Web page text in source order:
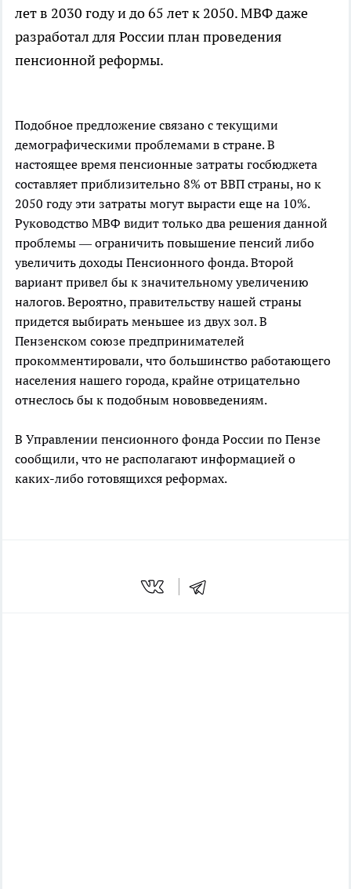
лет в 2030 году и до 65 лет к 2050. МВФ даже
разработал для России план проведения
пенсионной реформы.
Подобное предложение связано с текущими
демографическими проблемами в стране. В
настоящее время пенсионные затраты госбюджета
составляет приблизительно 8% от ВВП страны, но к
2050 году эти затраты могут вырасти еще на 10%.
Руководство МВФ видит только два решения данной
проблемы — ограничить повышение пенсий либо
увеличить доходы Пенсионного фонда. Второй
вариант привел бы к значительному увеличению
налогов. Вероятно, правительству нашей страны
придется выбирать меньшее из двух зол. В
Пензенском союзе предпринимателей
прокомментировали, что большинство работающего
населения нашего города, крайне отрицательно
отнеслось бы к подобным нововведениям.
В Управлении пенсионного фонда России по Пензе
сообщили, что не располагают информацией о
каких-либо готовящихся реформах.